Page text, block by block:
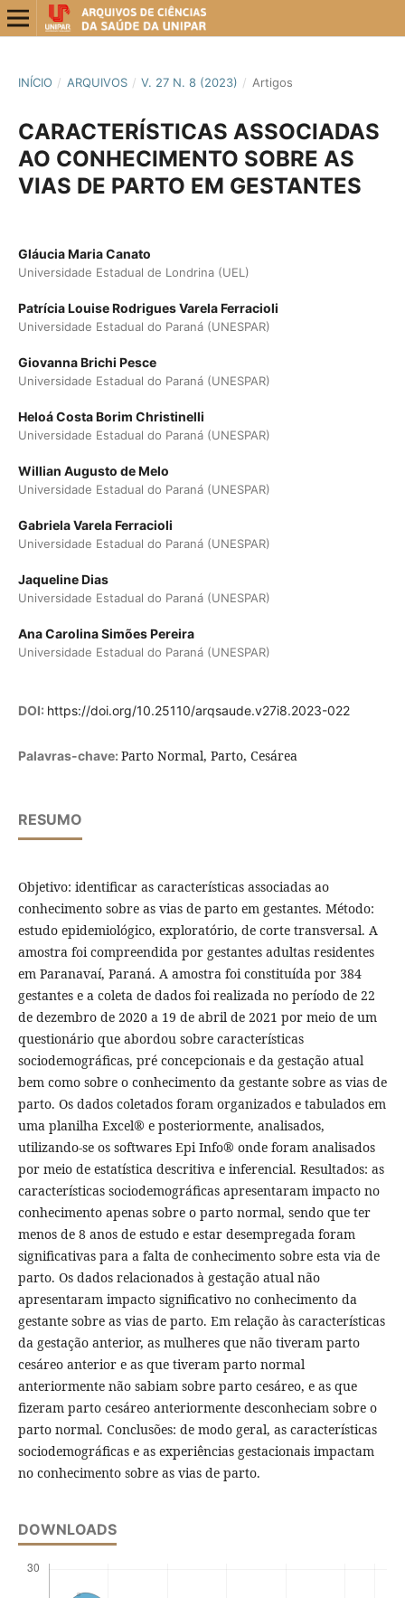
INÍCIO / ARQUIVOS / V. 27 N. 8 (2023) / Artigos
CARACTERÍSTICAS ASSOCIADAS
AO CONHECIMENTO SOBRE AS
VIAS DE PARTO EM GESTANTES
Gláucia Maria Canato
Universidade Estadual de Londrina (UEL)
Patrícia Louise Rodrigues Varela Ferracioli
Universidade Estadual do Paraná (UNESPAR)
Giovanna Brichi Pesce
Universidade Estadual do Paraná (UNESPAR)
Heloá Costa Borim Christinelli
Universidade Estadual do Paraná (UNESPAR)
Willian Augusto de Melo
Universidade Estadual do Paraná (UNESPAR)
Gabriela Varela Ferracioli
Universidade Estadual do Paraná (UNESPAR)
Jaqueline Dias
Universidade Estadual do Paraná (UNESPAR)
Ana Carolina Simões Pereira
Universidade Estadual do Paraná (UNESPAR)
DOI: https://doi.org/10.25110/arqsaude.v27i8.2023-022
Palavras-chave: Parto Normal, Parto, Cesárea
RESUMO
Objetivo: identificar as características associadas ao
conhecimento sobre as vias de parto em gestantes. Método:
estudo epidemiológico, exploratório, de corte transversal. A
amostra foi compreendida por gestantes adultas residentes
em Paranavaí, Paraná. A amostra foi constituída por 384
gestantes e a coleta de dados foi realizada no período de 22
de dezembro de 2020 a 19 de abril de 2021 por meio de um
questionário que abordou sobre características
sociodemográficas, pré concepcionais e da gestação atual
bem como sobre o conhecimento da gestante sobre as vias de
parto. Os dados coletados foram organizados e tabulados em
uma planilha Excel® e posteriormente, analisados,
utilizando-se os softwares Epi Info® onde foram analisados
por meio de estatística descritiva e inferencial. Resultados: as
características sociodemográficas apresentaram impacto no
conhecimento apenas sobre o parto normal, sendo que ter
menos de 8 anos de estudo e estar desempregada foram
significativas para a falta de conhecimento sobre esta via de
parto. Os dados relacionados à gestação atual não
apresentaram impacto significativo no conhecimento da
gestante sobre as vias de parto. Em relação às características
da gestação anterior, as mulheres que não tiveram parto
cesáreo anterior e as que tiveram parto normal
anteriormente não sabiam sobre parto cesáreo, e as que
fizeram parto cesáreo anteriormente desconheciam sobre o
parto normal. Conclusões: de modo geral, as características
sociodemográficas e as experiências gestacionais impactam
no conhecimento sobre as vias de parto.
DOWNLOADS